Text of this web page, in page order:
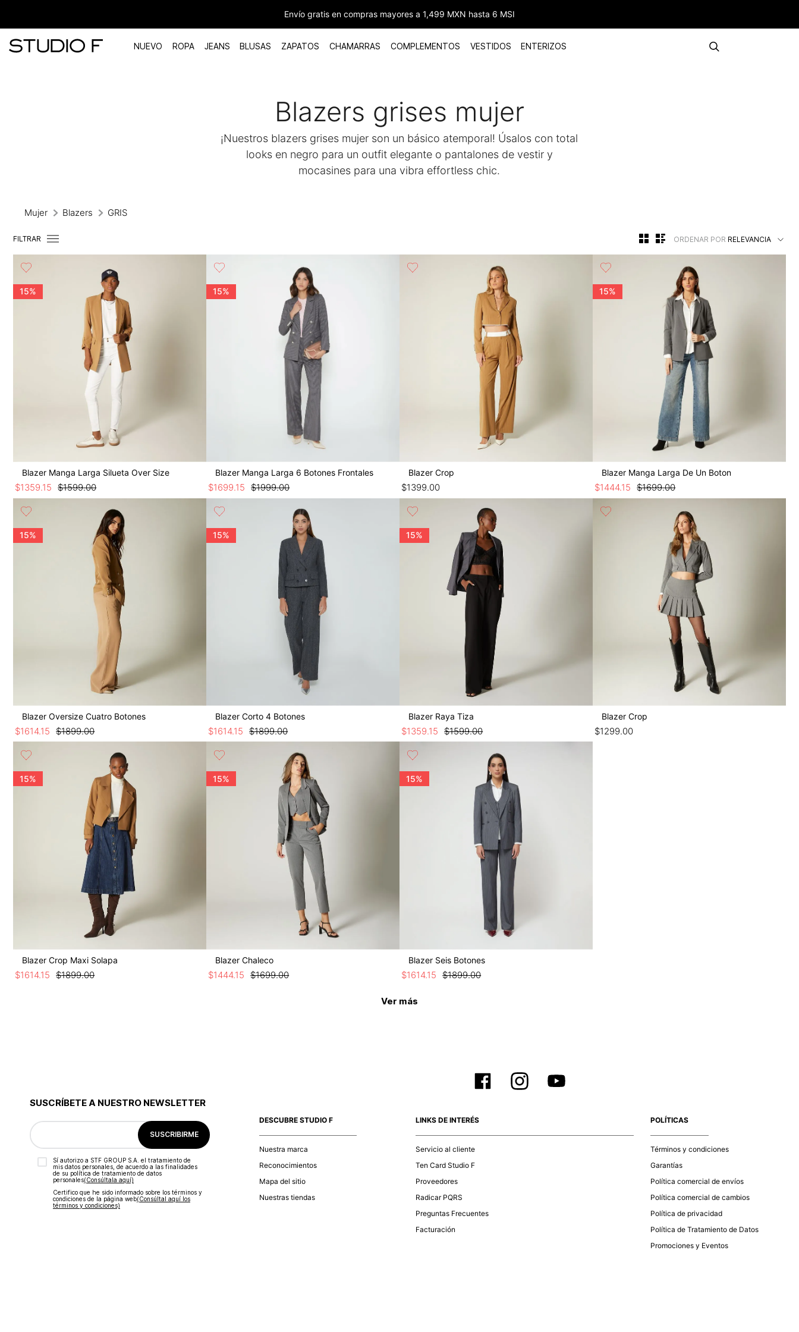
Envío gratis en compras mayores a 1,499 MXN hasta 6 MSI
NUEVO ROPA JEANS BLUSAS ZAPATOS CHAMARRAS COMPLEMENTOS VESTIDOS ENTERIZOS
Blazers grises mujer
¡Nuestros blazers grises mujer son un básico atemporal! Úsalos con total
looks en negro para un outfit elegante o pantalones de vestir y
mocasines para una vibra effortless chic.
Mujer Blazers GRIS
FILTRAR ORDENAR POR RELEVANCIA
15%
Blazer Manga Larga Silueta Over Size
$1599.00
$1359.15
15%
Blazer Manga Larga 6 Botones Frontales
$1999.00
$1699.15
Blazer Crop
$1399.00
15%
Blazer Manga Larga De Un Boton
$1699.00
$1444.15
15%
Blazer Oversize Cuatro Botones
$1899.00
$1614.15
15%
Blazer Corto 4 Botones
$1899.00
$1614.15
15%
Blazer Raya Tiza
$1599.00
$1359.15
Blazer Crop
$1299.00
15%
Blazer Crop Maxi Solapa
$1899.00
$1614.15
15%
Blazer Chaleco
$1699.00
$1444.15
15%
Blazer Seis Botones
$1899.00
$1614.15
Ver más
SUSCRÍBETE A NUESTRO NEWSLETTER
SUSCRIBIRME
Sí autorizo a STF GROUP S.A. el tratamiento de
mis datos personales, de acuerdo a las finalidades
de su política de tratamiento de datos
personales‎(Consúltala aquí)
Certifico que he sido informado sobre los términos y
condiciones de la página web‎(Consúltal aquí los
términos y condiciones)
DESCUBRE STUDIO F
Nuestra marca
Reconocimientos
Mapa del sitio
Nuestras tiendas
LINKS DE INTERÉS
Servicio al cliente
Ten Card Studio F
Proveedores
Radicar PQRS
Preguntas Frecuentes
Facturación
POLÍTICAS
Términos y condiciones
Garantías
Política comercial de envíos
Política comercial de cambios
Política de privacidad
Política de Tratamiento de Datos
Promociones y Eventos
botas
. blusa